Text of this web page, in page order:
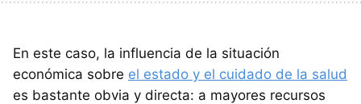
En este caso, la influencia de la situación
económica sobre el estado y el cuidado de la salud
es bastante obvia y directa: a mayores recursos